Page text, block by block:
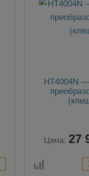
HT4004N
Цена: 27